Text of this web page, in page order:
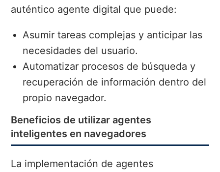
auténtico agente digital que puede:
Asumir tareas complejas y anticipar las
necesidades del usuario.
Automatizar procesos de búsqueda y
recuperación de información dentro del
propio navegador.
Beneficios de utilizar agentes
inteligentes en navegadores
La implementación de agentes